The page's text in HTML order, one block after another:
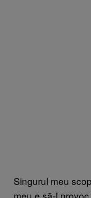
Singurul meu
meu e să-I